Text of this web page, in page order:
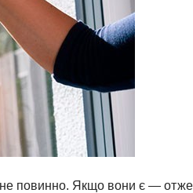
повинно. Якщо вони є —